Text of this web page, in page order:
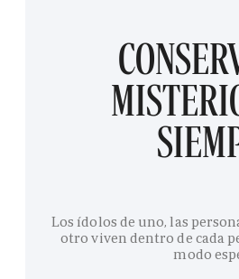
Los ídolos de uno, las
otro viven dentro de cada
modo